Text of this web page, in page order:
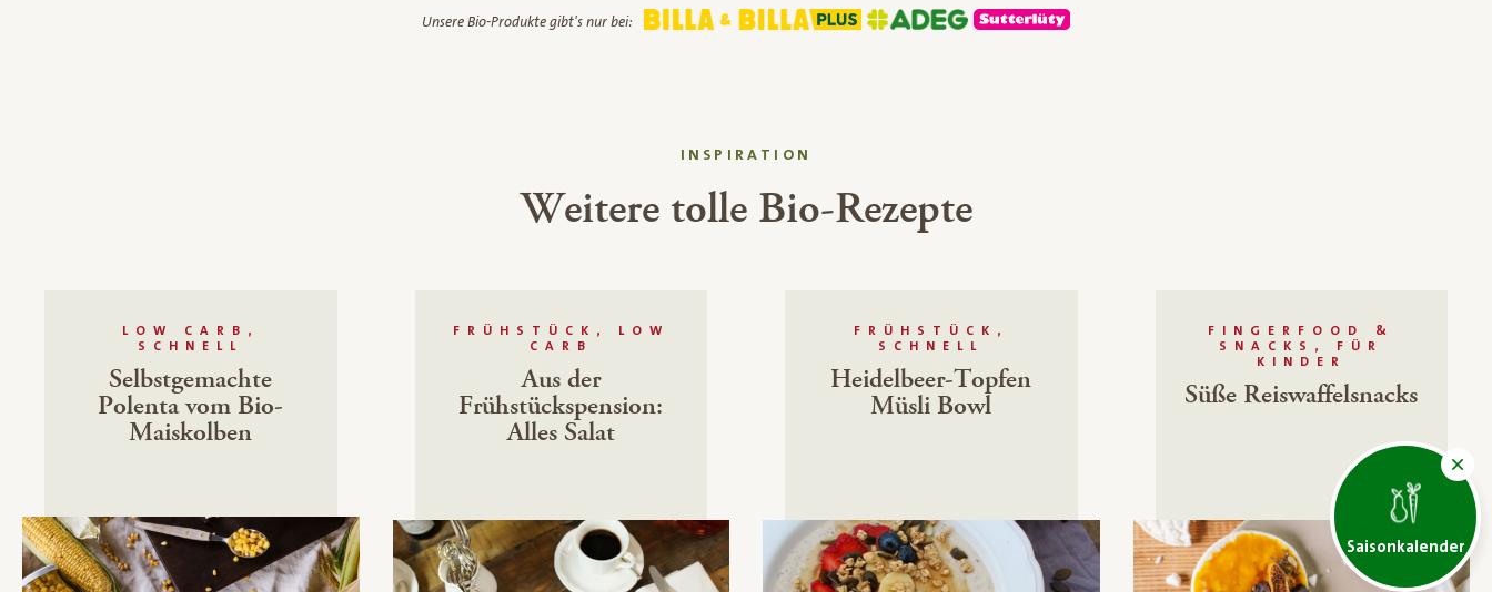
Saisonkalender
Unsere Bio-Produkte gibt's nur bei:
INSPIRATION
Weitere tolle Bio-Rezepte
LOW CARB,
SCHNELL
Selbstgemachte
Polenta vom Bio-
Maiskolben
FRÜHSTÜCK, LOW
CARB
Aus der
Frühstückspension:
Alles Salat
FRÜHSTÜCK,
SCHNELL
Heidelbeer-Topfen
Müsli Bowl
FINGERFOOD &
SNACKS, FÜR
KINDER
Süße Reiswaffelsnacks